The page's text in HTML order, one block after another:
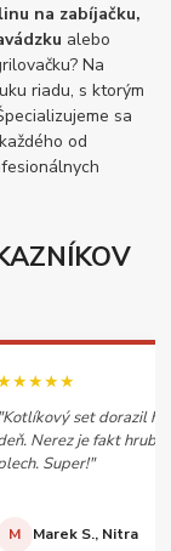
na zabíjačku,
alebo
Na
riadu, s ktorým
sa
od
"Kotlíkový set dorazil
Nerez je fakt
Super!"
M Marek S., Nitra